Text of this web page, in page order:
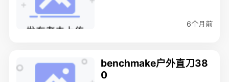
6个月前
benchmake户外直刀38
0